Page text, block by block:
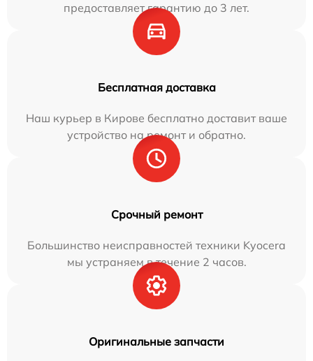
предоставляет гарантию до 3 лет.
Бесплатная доставка
Наш курьер в Кирове бесплатно доставит ваше
устройство на ремонт и обратно.
Срочный ремонт
Большинство неисправностей техники Kyocera
мы устраняем в течение 2 часов.
Оригинальные запчасти